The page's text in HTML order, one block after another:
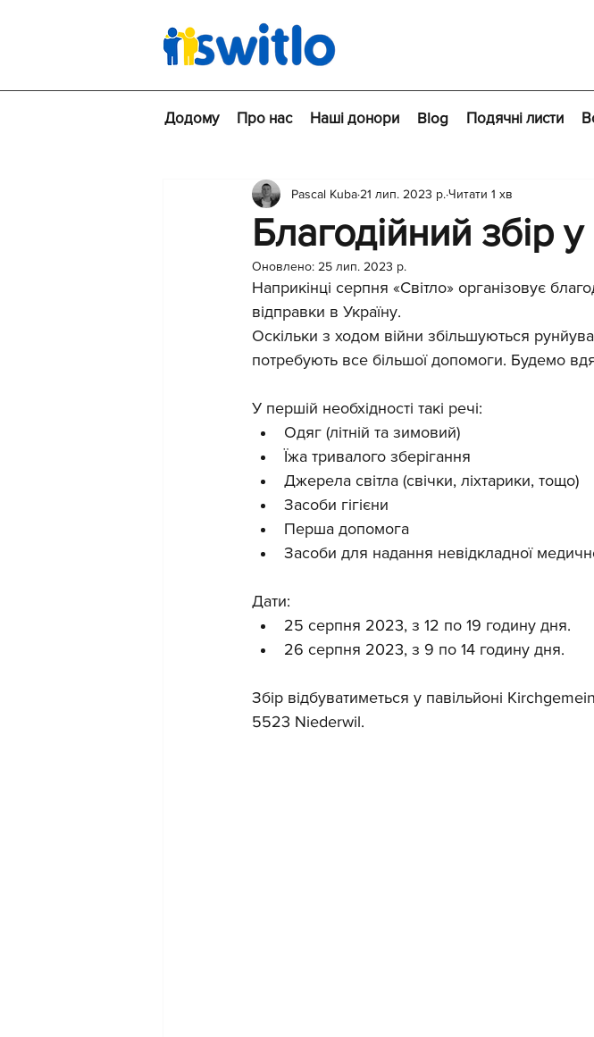
Додому Про нас Наші донори Blog Подячні листи
Благодійний збір
Pascal Kuba 21 лип. 2023 р. Читати 1 хв
Оновлено: 25 лип. 2023 р.
Наприкінці серпня «Світло» організовує
відправки в Україну.
Оскільки з ходом війни збільшуються
потребують все більшої допомоги. Будемо
У першій необхідності такі речі:
Одяг (літній та зимовий)
Їжа тривалого зберігання
Джерела світла (свічки, ліхтарики, тощо)
Засоби гігієни
Перша допомога
Засоби для надання невідкладної
Дати:
25 серпня 2023, з 12 по 19 годину дня.
26 серпня 2023, з 9 по 14 годину дня.
Збір відбуватиметься у павільйоні
5523 Niederwil.